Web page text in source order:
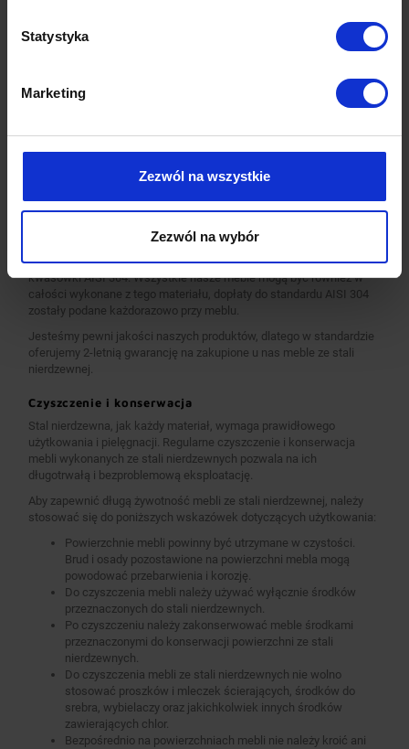
Statystyka
Marketing
Zezwól na wszystkie
Zezwól na wybór
Wieloletnie doświadczenie oraz nowoczesny park maszynowy
pozwalają nam na zagwarantowanie najwyższych standardów
Całość procesu produkcji od ciecia blachy i profili, poprzez
gilotynowanie, wykrawanie, a następnie kształtowanie materiałów
naszych najwyższej jakości maszyn produkcyjnych, obsługiwanych
przez zespół wykwalifikowanych i doświadczonych pracowników.
Pracujemy wyłącznie na maszynach renomowanych światowych i
krajowych marek. Wszystkie urządzenia są nowoczesne, co
gwarantuje najwyższą jakość i precyzje wykonania wyrobów.
Standardowo nasze wyroby wykonane są ze stali nierdzewnej AISI
430, a elementy narażone na najsilniejsze działanie środków
chemicznych i organicznych wykonujemy ze stali nierdzewnej tzw.
kwasówki AISI 304. Wszystkie nasze meble mogą być również w
całości wykonane z tego materiału, dopłaty do standardu AISI 304
zostały podane każdorazowo przy meblu.
Jesteśmy pewni jakości naszych produktów, dlatego w standardzie
oferujemy 2-letnią gwarancję na zakupione u nas meble ze stali
nierdzewnej.
Czyszczenie i konserwacja
Stal nierdzewna, jak każdy materiał, wymaga prawidłowego
użytkowania i pielęgnacji. Regularne czyszczenie i konserwacja
mebli wykonanych ze stali nierdzewnych pozwala na ich
długotrwałą i bezproblemową eksploatację.
Aby zapewnić długą żywotność mebli ze stali nierdzewnej, należy
stosować się do poniższych wskazówek dotyczących użytkowania:
Powierzchnie mebli powinny być utrzymane w czystości.
Brud i osady pozostawione na powierzchni mebla mogą
powodować przebarwienia i korozję.
Do czyszczenia mebli należy używać wyłącznie środków
przeznaczonych do stali nierdzewnych.
Po czyszczeniu należy zakonserwować meble środkami
przeznaczonymi do konserwacji powierzchni ze stali
nierdzewnych.
Do czyszczenia mebli ze stali nierdzewnych nie wolno
stosować proszków i mleczek ścierających, środków do
srebra, wybielaczy oraz jakichkolwiek innych środków
zawierających chlor.
Bezpośrednio na powierzchniach mebli nie należy kroić ani